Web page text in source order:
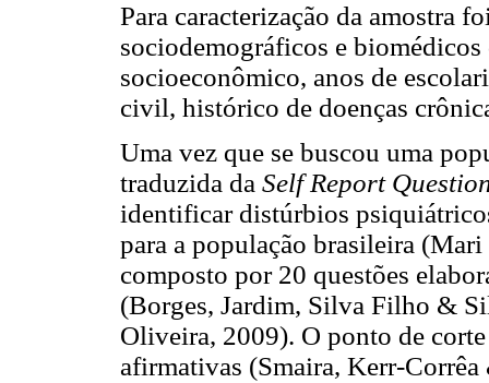
Para caracterização da amostra
sociodemográficos e
socioeconômico, anos de
civil, histórico de doenças
Uma vez que se buscou uma
traduzida da Self Report
identificar distúrbios
para a população brasileira
composto por 20 questões
(Borges, Jardim, Silva Filho &
Oliveira, 2009). O ponto de
afirmativas (Smaira, Kerr-